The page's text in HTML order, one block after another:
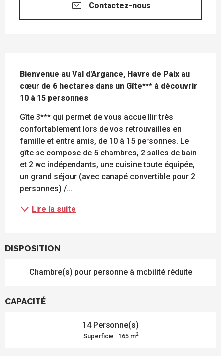
Contactez-nous
Bienvenue au Val d'Argance, Havre de Paix au
cœur de 6 hectares dans un Gîte*** à découvrir
10 à 15 personnes
Gîte 3*** qui permet de vous accueillir très
confortablement lors de vos retrouvailles en
famille et entre amis, de 10 à 15 personnes. Le
gîte se compose de 5 chambres, 2 salles de bain
et 2 wc indépendants, une cuisine toute équipée,
un grand séjour (avec canapé convertible pour 2
personnes) /...
Lire la suite
DISPOSITION
Chambre(s) pour personne à mobilité réduite
CAPACITÉ
14 Personne(s)
Superficie : 165 m2